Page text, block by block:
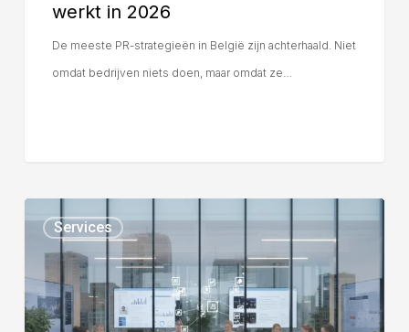
werkt in 2026
De meeste PR-strategieën in België zijn achterhaald. Niet
omdat bedrijven niets doen, maar omdat ze…
Services